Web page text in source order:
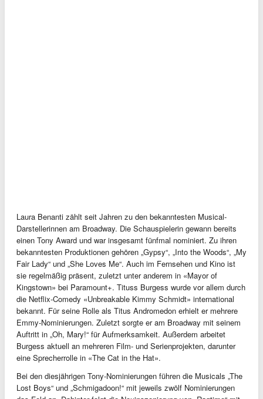
Laura Benanti zählt seit Jahren zu den bekanntesten Musical-
Darstellerinnen am Broadway. Die Schauspielerin gewann bereits
einen Tony Award und war insgesamt fünfmal nominiert. Zu ihren
bekanntesten Produktionen gehören „Gypsy“, „Into the Woods“, „My
Fair Lady“ und „She Loves Me“. Auch im Fernsehen und Kino ist
sie regelmäßig präsent, zuletzt unter anderem in «Mayor of
Kingstown» bei Paramount+. Tituss Burgess wurde vor allem durch
die Netflix-Comedy «Unbreakable Kimmy Schmidt» international
bekannt. Für seine Rolle als Titus Andromedon erhielt er mehrere
Emmy-Nominierungen. Zuletzt sorgte er am Broadway mit seinem
Auftritt in „Oh, Mary!“ für Aufmerksamkeit. Außerdem arbeitet
Burgess aktuell an mehreren Film- und Serienprojekten, darunter
eine Sprecherrolle in «The Cat in the Hat».
Bei den diesjährigen Tony-Nominierungen führen die Musicals „The
Lost Boys“ und „Schmigadoon!“ mit jeweils zwölf Nominierungen